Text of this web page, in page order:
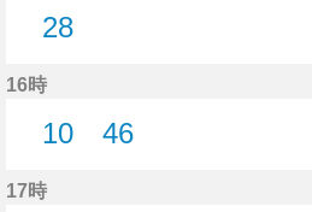
28
16時
10
46
17時